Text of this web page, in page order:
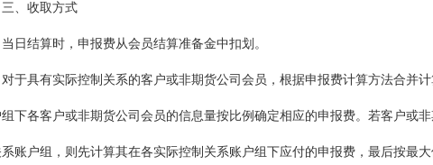
三、收取方式
当日结算时，申报费从会员结算准备金中扣划。
对于具有实际控制关系的客户或非期货公司会员，根据申报费计算方法合并
下各客户或非期货公司会员的信息量按比例确定相应的申报费。若客户或
账户组，则先计算其在各实际控制关系账户组下应付的申报费，最后按最大